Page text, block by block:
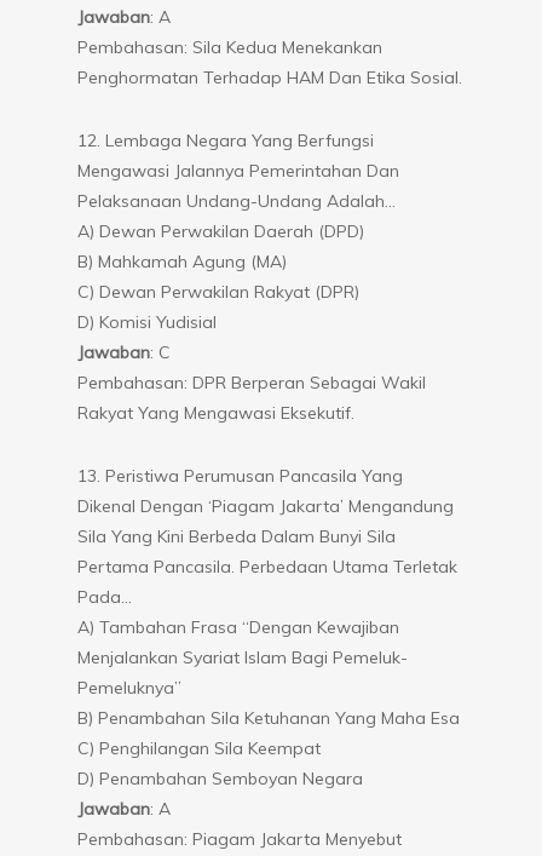
Jawaban: A
Pembahasan: Sila Kedua Menekankan
Penghormatan Terhadap HAM Dan Etika Sosial.
12. Lembaga Negara Yang Berfungsi
Mengawasi Jalannya Pemerintahan Dan
Pelaksanaan Undang-Undang Adalah…
A) Dewan Perwakilan Daerah (DPD)
B) Mahkamah Agung (MA)
C) Dewan Perwakilan Rakyat (DPR)
D) Komisi Yudisial
Jawaban: C
Pembahasan: DPR Berperan Sebagai Wakil
Rakyat Yang Mengawasi Eksekutif.
13. Peristiwa Perumusan Pancasila Yang
Dikenal Dengan ‘Piagam Jakarta’ Mengandung
Sila Yang Kini Berbeda Dalam Bunyi Sila
Pertama Pancasila. Perbedaan Utama Terletak
Pada…
A) Tambahan Frasa “dengan Kewajiban
Menjalankan Syariat Islam Bagi Pemeluk-
Pemeluknya”
B) Penambahan Sila Ketuhanan Yang Maha Esa
C) Penghilangan Sila Keempat
D) Penambahan Semboyan Negara
Jawaban: A
Pembahasan: Piagam Jakarta Menyebut